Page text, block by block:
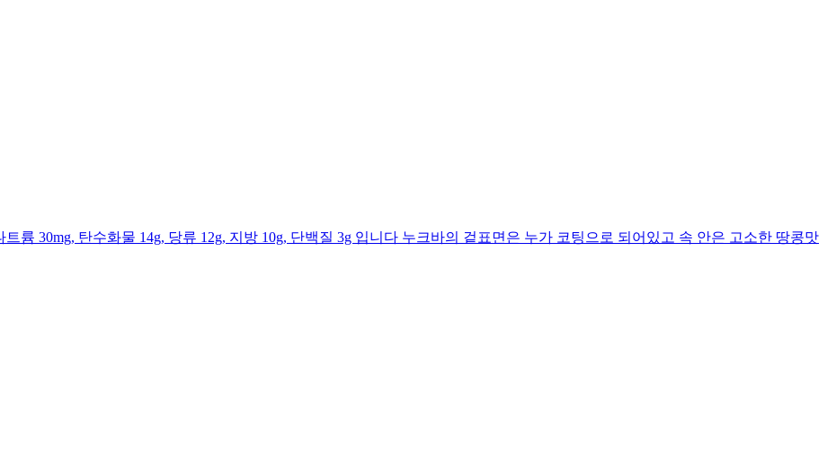
륨 30mg, 탄수화물 14g, 당류 12g, 지방 10g, 단백질 3g 입니다 누크바의 겉표면은 누가 코팅으로 되어있고 속 안은 고소한 땅콩맛